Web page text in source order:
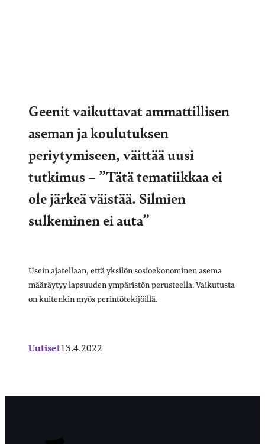
Geenit vaikuttavat ammattillisen
aseman ja koulutuksen
periytymiseen, väittää uusi
tutkimus – ”Tätä tematiikkaa ei
ole järkeä väistää. Silmien
sulkeminen ei auta”
Usein ajatellaan, että yksilön sosioekonominen asema
määräytyy lapsuuden ympäristön perusteella. Vaikutusta
on kuitenkin myös perintötekijöillä.
Uutiset13.4.2022